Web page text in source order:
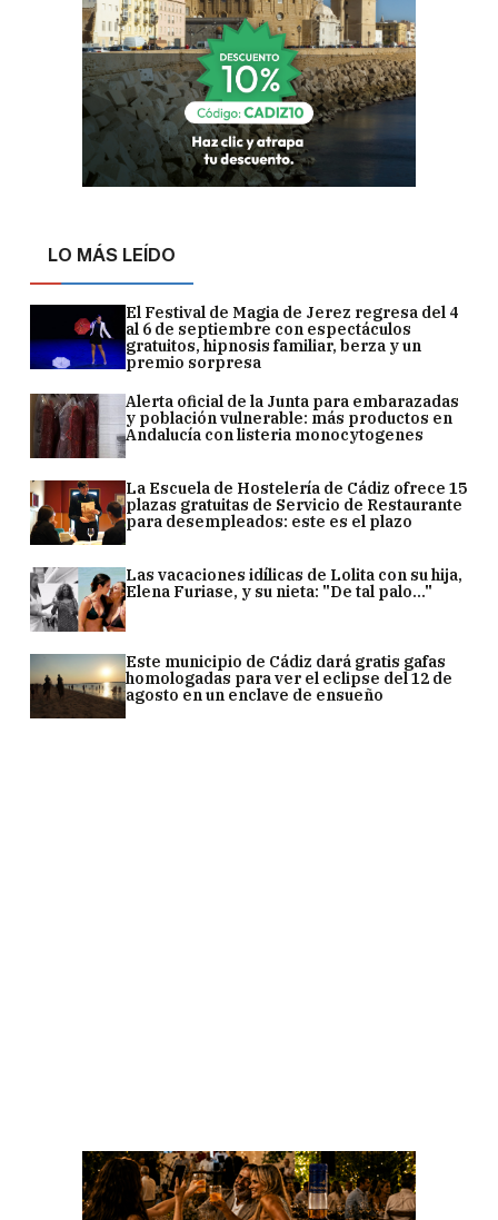
LO MÁS LEÍDO
El Festival de Magia de Jerez regresa del 4
al 6 de septiembre con espectáculos
gratuitos, hipnosis familiar, berza y un
premio sorpresa
Alerta oficial de la Junta para embarazadas
y población vulnerable: más productos en
Andalucía con listeria monocytogenes
La Escuela de Hostelería de Cádiz ofrece 15
plazas gratuitas de Servicio de Restaurante
para desempleados: este es el plazo
Las vacaciones idílicas de Lolita con su hija,
Elena Furiase, y su nieta: "De tal palo..."
Este municipio de Cádiz dará gratis gafas
homologadas para ver el eclipse del 12 de
agosto en un enclave de ensueño